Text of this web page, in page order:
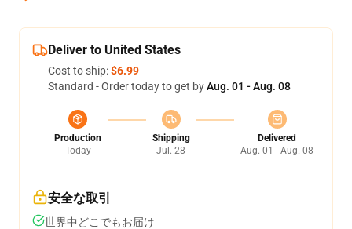
Deliver to United States
Cost to ship:$6.99
Standard - Order today to get byAug. 01 - Aug. 08
Production
Today
Shipping
Jul. 28
Delivered
Aug. 01 - Aug. 08
安全な取引
世界中どこでもお届け